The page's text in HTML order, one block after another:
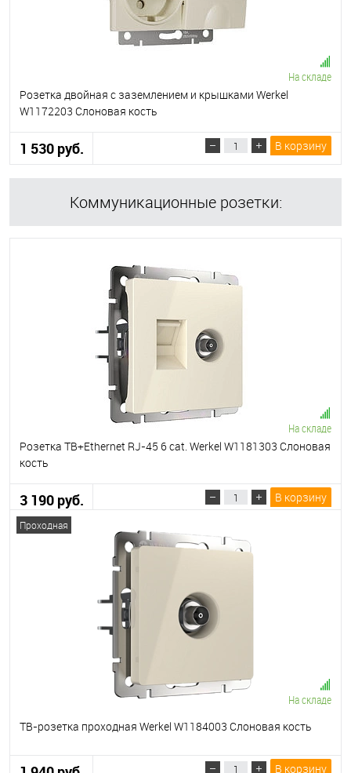
На складе
Розетка двойная с заземлением и крышками Werkel
W1172203 Слоновая кость
1 530 руб. В корзину
Коммуникационные розетки:
На складе
Розетка ТВ+Ethernet RJ-45 6 cat. Werkel W1181303 Слоновая
кость
3 190 руб. В корзину
Проходная
На складе
ТВ-розетка проходная Werkel W1184003 Слоновая кость
В корзину